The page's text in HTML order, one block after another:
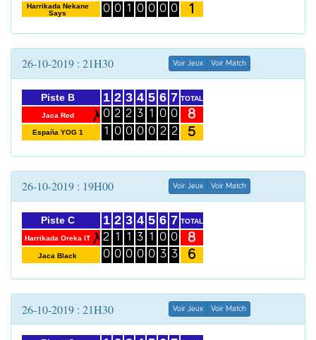
Harrikada Nekane
Says
0 0 1
0 0 0 0
1
26-10-2019 : 21H30 Voir Jeux Voir Match
Piste B
Jaca Red
España YOG 1
1
0
1
2
2
0
3
2
0
4
3
0
5
1
0
6
0
2
7
0
2
TOTAL
8
5
26-10-2019 : 19H00 Voir Jeux Voir Match
Piste C
Harrikada Oreka IT
Jaca Black
1
2
0
2
1
0
3
1
0
4
3
0
5
1
0
6
0
3
7
0
3
TOTAL
8
6
26-10-2019 : 21H30 Voir Jeux Voir Match